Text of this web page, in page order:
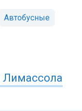
Автобусные
Лимассола